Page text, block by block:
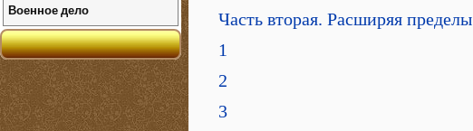
Часть вторая. Расширяя пределы
1
2
3
Военное дело